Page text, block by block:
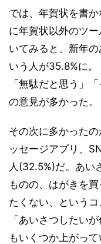
では、年賀状を書
に年賀状以外のツ
いてみると、新年
いう人が35.8%に。
「無駄だと思う」
の意見が多かった。
その次に多かった
ッセージアプリ、
人(32.5%)だ。あい
ものの、はがきを
たくない、というコ
「あいさつしたい
もいくつか上がって